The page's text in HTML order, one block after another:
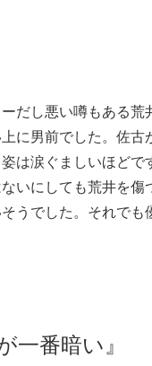
だし悪い噂もある荒
に男前でした。佐古
は涙ぐましいほどで
いにしても荒井を傷
うでした。それで
一番暗い』